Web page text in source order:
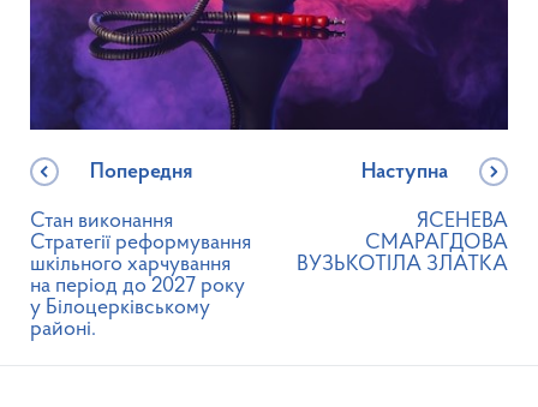
Попередня
Стан виконання
Стратегії реформування
шкільного харчування
на період до 2027 року
у Білоцерківському
районі.
Наступна
ЯСЕНЕВА
СМАРАГДОВА
ВУЗЬКОТІЛА ЗЛАТКА